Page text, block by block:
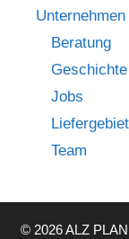
Unternehmen
Beratung
Geschichte
Jobs
Liefergebiet
Team
© 2026 ALZ